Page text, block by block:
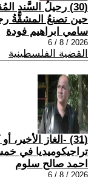
(30) رحيلُ السَّندِ
حين تصنعُ المشقَّةُ
سامي ابراهيم فودة
2026 / 8 / 6
القضية الفلسطينية
(31) -الغاز الأخير،
تراجيكوميديا في
احمد صالح سلوم
2026 / 8 / 6